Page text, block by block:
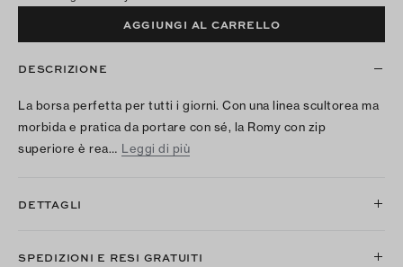
AGGIUNGI AL CARRELLO
DESCRIZIONE
La borsa perfetta per tutti i giorni. Con una linea scultorea ma
morbida e pratica da portare con sé, la Romy con zip
superiore è rea… Leggi di più
DETTAGLI
SPEDIZIONI E RESI GRATUITI